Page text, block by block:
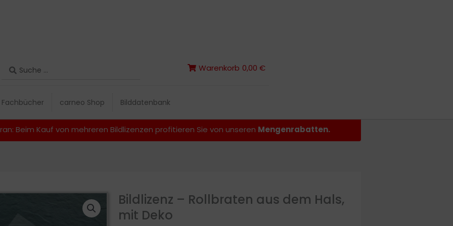
Search
Warenkorb 0,00 €
Fachbücher carneo Shop Bilddatenbank
Search
Warenkorb 0,00 €
Fachbücher carneo Shop Bilddatenbank
Beim Kauf von mehreren Bildlizenzen profitieren Sie von unseren Mengenrabatten.
Bildlizenz – Rollbraten aus dem Hals,
mit Deko